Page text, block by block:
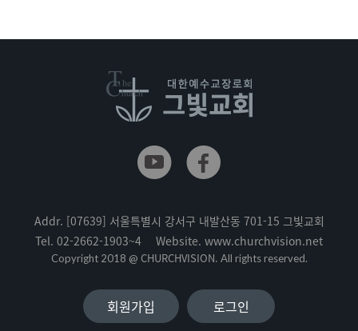
Addr. [07639] 서울특별시 강서구 내발산동 701-15 그빛교회
Tel. 02-2662-1903~4 Website. www.churchvision.net
Copyright 2018 @ CHURCHVISION. All rights reserved.
회원가입 로그인